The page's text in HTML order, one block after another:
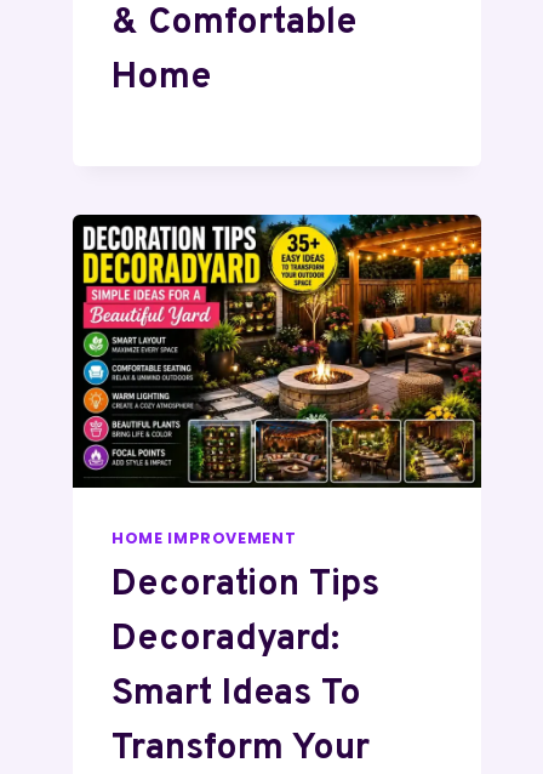
& Comfortable
Home
HOME IMPROVEMENT
Decoration Tips
Decoradyard:
Smart Ideas To
Transform Your